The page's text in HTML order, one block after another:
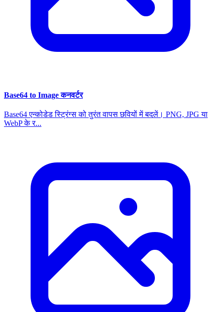
Base64 to Image कनवर्टर
Base64 एन्कोडेड स्ट्रिंग्स को तुरंत वापस छवियों में बदलें। PNG, JPG या
WebP के र...